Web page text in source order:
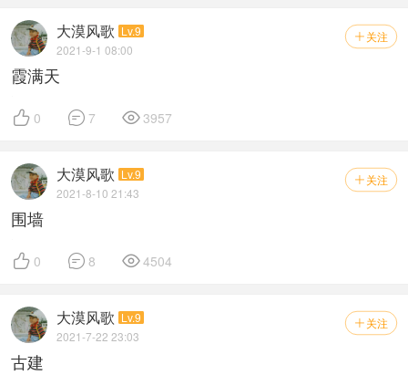
 关注
大漠风歌 Lv.9
2021-9-1 08:00
霞满天
 0  7 3957
 关注
大漠风歌 Lv.9
2021-8-10 21:43
围墙
 0  8 4504
 关注
大漠风歌 Lv.9
2021-7-22 23:03
古建